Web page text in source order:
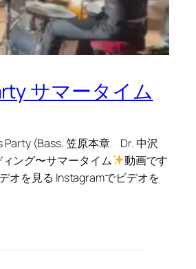
サマータイム
Party (Bass. 笠原本章 Dr. 中沢
ング〜サマータイム
動画です
オを見る Instagramでビデオを